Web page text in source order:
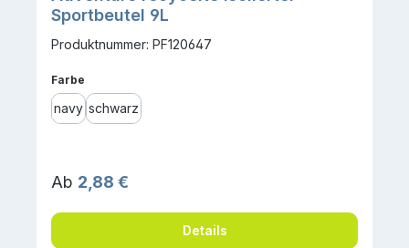
Sportbeutel 9L
Produktnummer: PF120647
Farbe
navy schwarz
Regulärer Preis:
Ab 2,88 €
Details